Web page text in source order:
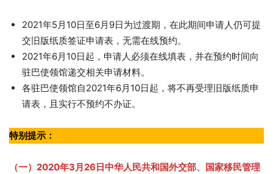
2021年5月10日至6月9日为过渡期，在此期间申请人仍可提
交旧版纸质签证申请表，无需在线预约。
2021年6月10日起，申请人必须在线填表，并在预约时间向
驻巴使领馆递交相关申请材料。
各驻巴使领馆自2021年6月10日起，将不再受理旧版纸质申
请表，且实行不预约不办证。
特别提示：
（一）2020年3月26日中华人民共和国外交部、国家移民管理